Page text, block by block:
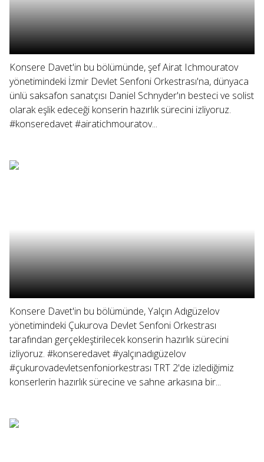
Konsere Davet'in bu bölümünde, şef Airat Ichmouratov
yönetimindeki İzmir Devlet Senfoni Orkestrası'na, dünyaca
ünlü saksafon sanatçısı Daniel Schnyder'ın besteci ve solist
olarak eşlik edeceği konserin hazırlık sürecini izliyoruz.
#konseredavet #airatichmouratov...
Konsere Davet'in bu bölümünde, Yalçın Adıgüzelov
yönetimindeki Çukurova Devlet Senfoni Orkestrası
tarafından gerçekleştirilecek konserin hazırlık sürecini
izliyoruz. #konseredavet #yalçınadıgüzelov
#çukurovadevletsenfoniorkestrası TRT 2'de izlediğimiz
konserlerin hazırlık sürecine ve sahne arkasına bir...